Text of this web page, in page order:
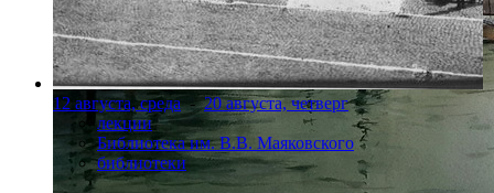
12 августа, среда-20 августа, четверг
лекции
Библиотека им. В.В. Маяковского
библиотеки